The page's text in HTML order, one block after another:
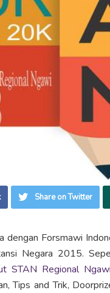
Share on Twitter
Forsmawi
Negara 2015.
STAN Regional Ngawi
Tips and Trik,